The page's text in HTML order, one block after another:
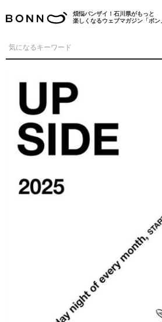
煩悩バンザイ！石川県がもっと
楽しくなるウェブマガジン「ボン